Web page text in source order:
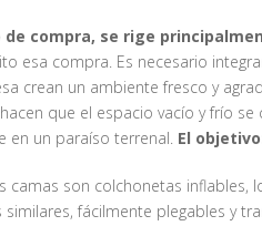
de compra, se rige
esa compra. Es necesario
crean un ambiente fresco y
que el espacio vacío y frío
en un paraíso terrenal. El
son colchonetas inflables,
fácilmente plegables y